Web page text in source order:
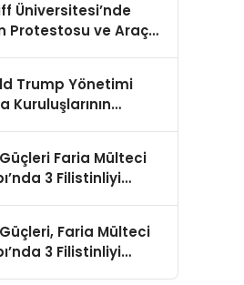
Üniversitesi’nde
Protestosu ve Araç
Trump Yönetimi
Kuruluşlarının
Faria Mülteci
3 Filistinliyi
Faria Mülteci
3 Filistinliyi